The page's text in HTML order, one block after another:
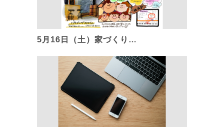
5月16日（土）家づくり…